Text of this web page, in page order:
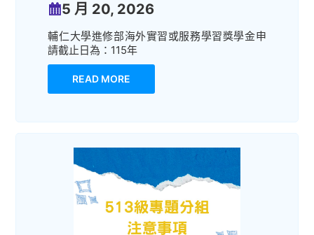
5 月 20, 2026
輔仁大學進修部海外實習或服務學習獎學金申
請截止日為：115年
READ MORE